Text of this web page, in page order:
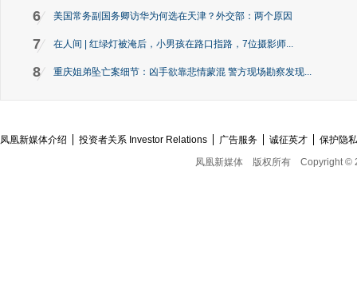
6 美国常务副国务卿访华为何选在天津？外交部：两个原因
7 在人间 | 红绿灯被淹后，小男孩在路口指路，7位摄影师...
8 重庆姐弟坠亡案细节：凶手欲靠悲情蒙混 警方现场勘察发现...
凤凰新媒体介绍 投资者关系 Investor Relations 广告服务 诚征英才
保护隐
凤凰新媒体
版权所有 Copyright ©